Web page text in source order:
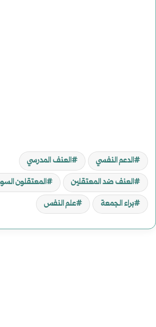
الدعم النفسي
العنف المدرسي
العنف ضد المعتقلين
المعتقلون
براء الجمعة
علم النفس